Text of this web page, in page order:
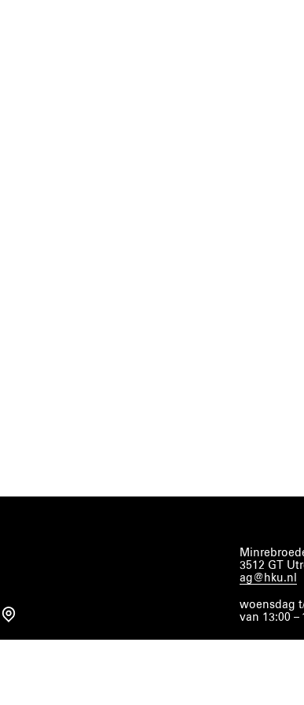
3512 GT
ag@hku.nl
woensdag
van 13:00 –